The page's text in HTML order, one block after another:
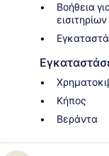
Βοήθεια
εισιτηρίων
Κήπος
Βεράντα